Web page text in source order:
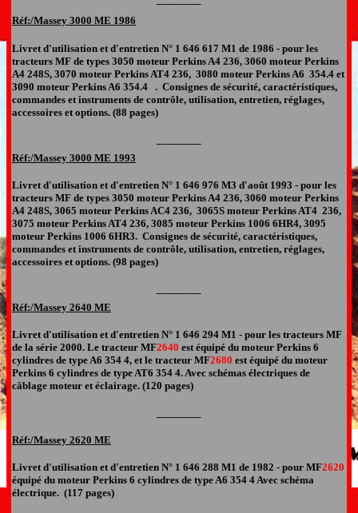
Réf:/Massey 3000 ME 1986
Livret d'utilisation et d'entretien N° 1 646 617 M1 de 1986 - pour les
tracteurs MF de types 3050 moteur Perkins A4 236, 3060 moteur Perkins
A4 248S, 3070 moteur Perkins AT4 236, 3080 moteur Perkins A6 354.4 et
3090 moteur Perkins A6 354.4 . Consignes de sécurité, caractéristiques,
commandes et instruments de contrôle, utilisation, entretien, réglages,
accessoires et options. (88 pages)
Réf:/Massey 3000 ME 1993
Livret d'utilisation et d'entretien N° 1 646 976 M3 d'août 1993 - pour les
tracteurs MF de types 3050 moteur Perkins A4 236, 3060 moteur Perkins
A4 248S, 3065 moteur Perkins AC4 236, 3065S moteur Perkins AT4 236,
3075 moteur Perkins AT4 236, 3085 moteur Perkins 1006 6HR4, 3095
moteur Perkins 1006 6HR3. Consignes de sécurité, caractéristiques,
commandes et instruments de contrôle, utilisation, entretien, réglages,
accessoires et options. (98 pages)
Réf:/Massey 2640 ME
Livret d'utilisation et d'entretien N° 1 646 294 M1 - pour les tracteurs MF
de la série 2000. Le tracteur MF2640 est équipé du moteur Perkins 6
cylindres de type A6 354 4, et le tracteur MF2680 est équipé du moteur
Perkins 6 cylindres de type AT6 354 4. Avec schémas électriques de
câblage moteur et éclairage. (120 pages)
Réf:/Massey 2620 ME
Livret d'utilisation et d'entretien N° 1 646 288 M1 de 1982 - pour MF2620
équipé du moteur Perkins 6 cylindres de type A6 354 4 Avec schéma
électrique. (117 pages)